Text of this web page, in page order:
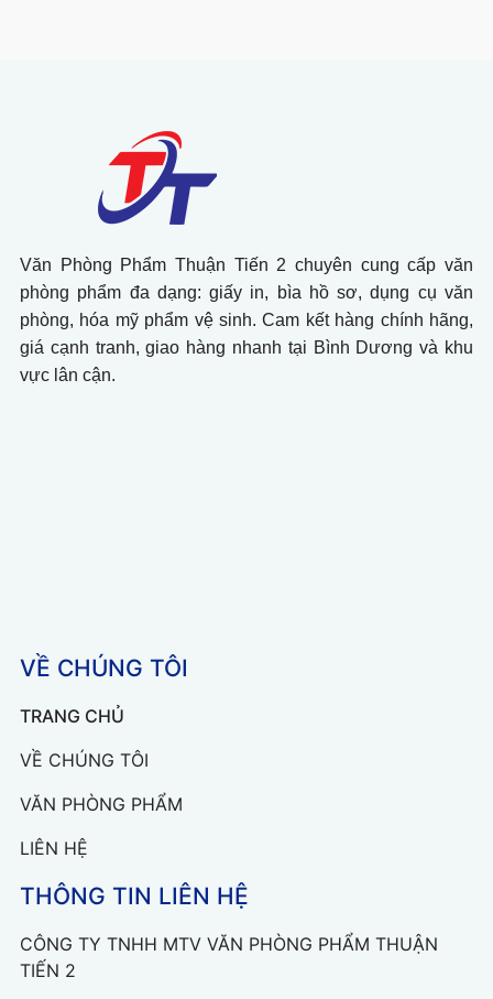
Văn Phòng Phẩm Thuận Tiến 2 chuyên cung cấp văn
phòng phẩm đa dạng: giấy in, bìa hồ sơ, dụng cụ văn
phòng, hóa mỹ phẩm vệ sinh. Cam kết hàng chính hãng,
giá cạnh tranh, giao hàng nhanh tại Bình Dương và khu
vực lân cận.
VỀ CHÚNG TÔI
TRANG CHỦ
VỀ CHÚNG TÔI
VĂN PHÒNG PHẨM
LIÊN HỆ
THÔNG TIN LIÊN HỆ
CÔNG TY TNHH MTV VĂN PHÒNG PHẨM THUẬN
TIẾN 2